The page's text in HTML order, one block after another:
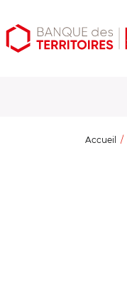
Aller
au
Aller
au
Ouvrir
les
Accueil